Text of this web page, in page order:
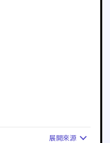
展開來源